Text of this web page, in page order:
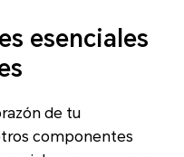
esenciales
de tu
componentes